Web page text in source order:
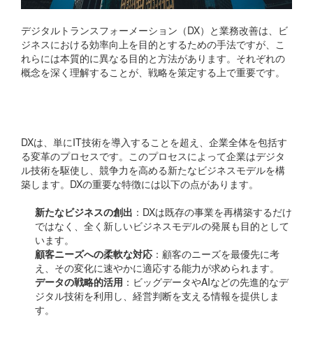
デジタルトランスフォーメーション（DX）と業務改善は、ビ
ジネスにおける効率向上を目的とするための手法ですが、こ
れらには本質的に異なる目的と方法があります。それぞれの
概念を深く理解することが、戦略を策定する上で重要です。
DXは、単にIT技術を導入することを超え、企業全体を包括す
る変革のプロセスです。このプロセスによって企業はデジタ
ル技術を駆使し、競争力を高める新たなビジネスモデルを構
築します。DXの重要な特徴には以下の点があります。
新たなビジネスの創出 ：DXは既存の事業を再構築するだけ
ではなく、全く新しいビジネスモデルの発展も目的として
います。
顧客ニーズへの柔軟な対応 ：顧客のニーズを最優先に考
え、その変化に速やかに適応する能力が求められます。
データの戦略的活用 ：ビッグデータやAIなどの先進的なデ
ジタル技術を利用し、経営判断を支える情報を提供しま
す。